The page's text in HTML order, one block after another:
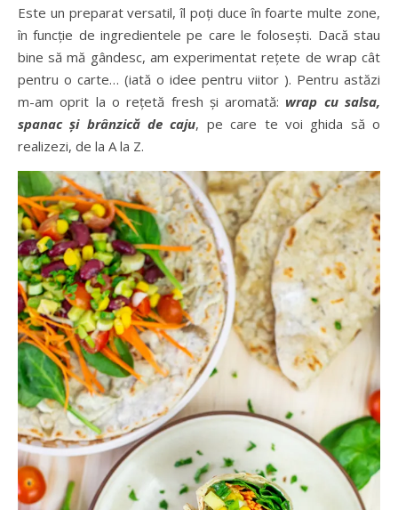
Este un preparat versatil, îl poți duce în foarte multe zone,
în funcție de ingredientele pe care le folosești. Dacă stau
bine să mă gândesc, am experimentat rețete de wrap cât
pentru o carte… (iată o idee pentru viitor ). Pentru astăzi
m-am oprit la o rețetă fresh și aromată: wrap cu salsa,
spanac și brânzică de caju, pe care te voi ghida să o
realizezi, de la A la Z.